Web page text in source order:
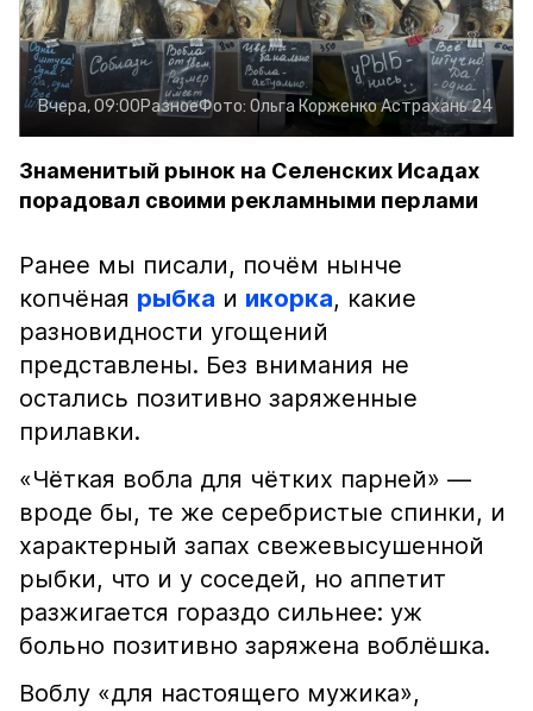
Вчера, 09:00РазноеФото: Ольга КорженкоАстрахань 24
Знаменитый рынок на Селенских Исадах
порадовал своими рекламными перлами
Ранее мы писали, почём нынче
копчёная рыбка и икорка, какие
разновидности угощений
представлены. Без внимания не
остались позитивно заряженные
прилавки.
«Чёткая вобла для чётких парней» —
вроде бы, те же серебристые спинки, и
характерный запах свежевысушенной
рыбки, что и у соседей, но аппетит
разжигается гораздо сильнее: уж
больно позитивно заряжена воблёшка.
Воблу «для настоящего мужика»,